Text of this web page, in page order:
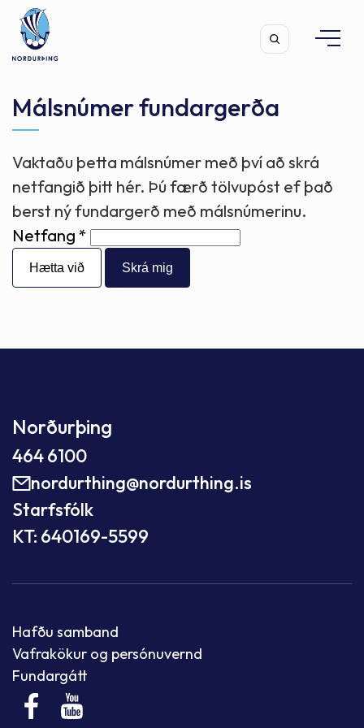
Leita
Málsnúmer fundargerða
Vaktaðu þetta málsnúmer með því að skrá
netfangið þitt hér. Þú færð tölvupóst ef það
berst ný fundargerð með málsnúmerinu.
Netfang
Hætta við
Norðurþing
464 6100
nordurthing@nordurthing.is
Starfsfólk
KT: 640169-5599
Hafðu samband
Vafrakökur og persónuvernd
Fundargátt